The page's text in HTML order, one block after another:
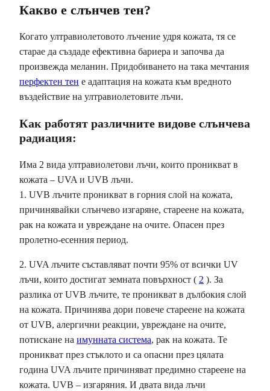
Какво е слънчев тен?
Когато ултравиолетовото лъчение удря кожата, тя се
старае да създаде ефективна бариера и започва да
произвежда меланин. Придобиването на така мечтания
перфектен тен е адаптация на кожата към вредното
въздействие на ултравиолетовите лъчи.
Как работят различните видове слънчева
радиация:
Има 2 вида ултравиолетови лъчи, които проникват в
кожата – UVA и UVB лъчи.
1. UVB лъчите проникват в горния слой на кожата,
причинявайки слънчево изгаряне, стареене на кожата,
рак на кожата и увреждане на очите. Опасен през
пролетно-есенния период.
2. UVA лъчите съставляват почти 95% от всички UV
лъчи, които достигат земната повърхност ( 2 ). За
разлика от UVB лъчите, те проникват в дълбокия слой
на кожата. Причинява дори повече стареене на кожата
от UVB, алергични реакции, увреждане на очите,
потискане на имунната система, рак на кожата. Те
проникват през стъклото и са опасни през цялата
година UVA лъчите причиняват предимно стареене на
кожата. UVB – изгаряния. И двата вида лъчи